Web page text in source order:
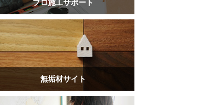
プロ施工サポート
無垢材サイト